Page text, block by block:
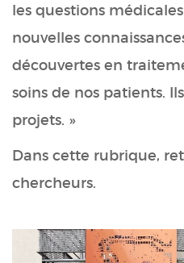
les questions
nouvelles
découvertes en
soins de nos patients.
projets. »
Dans cette rubrique,
chercheurs.